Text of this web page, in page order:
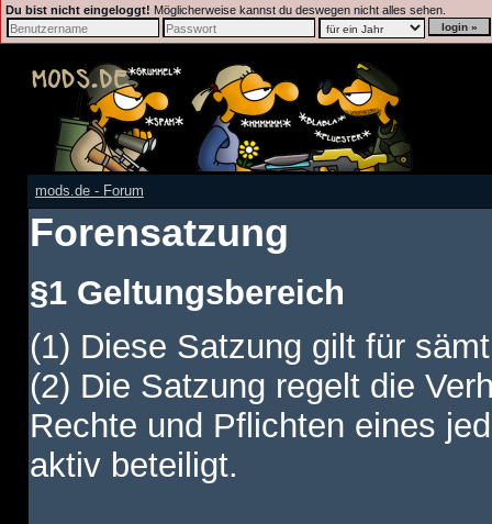
Du bist nicht eingeloggt! Möglicherweise kannst du deswegen nicht alles sehen.
mods.de - Forum
Forensatzung
§1 Geltungsbereich
(1) Diese Satzung gilt für
(2) Die Satzung regelt die
Rechte und Pflichten eines
aktiv beteiligt.